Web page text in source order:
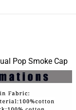
Pop Smoke Cap